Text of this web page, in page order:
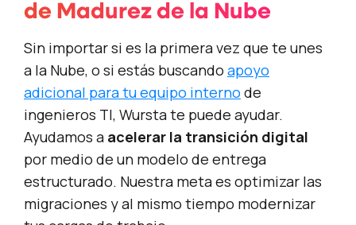
de Madurez de la Nube
Sin importar si es la primera vez que te unes
a la Nube, o si estás buscando apoyo
adicional para tu equipo interno de
ingenieros TI, Wursta te puede ayudar.
Ayudamos a acelerar la transición digital
por medio de un modelo de entrega
estructurado. Nuestra meta es optimizar las
migraciones y al mismo tiempo modernizar